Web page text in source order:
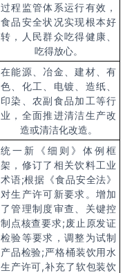
过程监管体系运行有效，
食品安全状况实现根本好
转，人民群众吃得健康、
吃得放心。
在能源、冶金、建材、有
色、化工、电镀、造纸、
印染、农副食品加工等行
业，全面推进清洁生产改
造或清洁化改造。
统一新《细则》体例框
架，修订了相关饮料工业
术语;根据《食品安全法》
对生产许可新要求。增加
了管理制度审查、关键控
制点核查要求;废止原发证
检验等要求，调整为试制
产品检验;严格桶装饮用水
生产许可,补充了软包装饮